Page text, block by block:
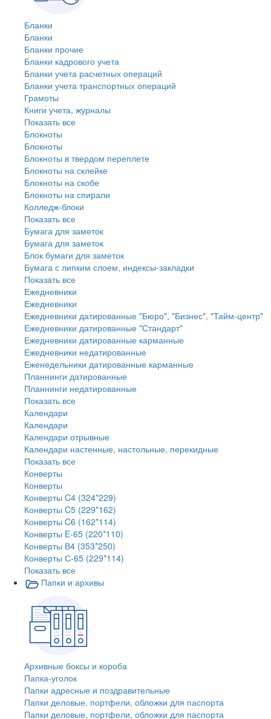
Бланки
Бланки
Бланки прочие
Бланки кадрового учета
Бланки учета расчетных операций
Бланки учета транспортных операций
Грамоты
Книги учета, журналы
Показать все
Блокноты
Блокноты
Блокноты в твердом переплете
Блокноты на склейке
Блокноты на скобе
Блокноты на спирали
Колледж-блоки
Показать все
Бумага для заметок
Бумага для заметок
Блок бумаги для заметок
Бумага с липким слоем, индексы-закладки
Показать все
Ежедневники
Ежедневники
Ежедневники датированные "Бюро", "Бизнес", "Тайм-центр"
Ежедневники датированные "Стандарт"
Ежедневники датированные карманные
Ежедневники недатированные
Еженедельники датированные карманные
Планнинги датированные
Планнинги недатированные
Показать все
Календари
Календари
Календари отрывные
Календари настенные, настольные, перекидные
Показать все
Конверты
Конверты
Конверты C4 (324*229)
Конверты C5 (229*162)
Конверты C6 (162*114)
Конверты E-65 (220*110)
Конверты В4 (353*250)
Конверты С-65 (229*114)
Показать все
Папки и архивы
Архивные боксы и короба
Папка-уголок
Папки адресные и поздравительные
Папки деловые, портфели, обложки для паспорта
Папки деловые, портфели, обложки для паспорта